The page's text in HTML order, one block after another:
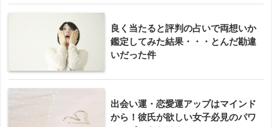
良く当たると評判の占いで両想いか
鑑定してみた結果・・・とんだ勘違
いだった件
出会い運・恋愛運アップはマインド
から！彼氏が欲しい女子必見のパワ